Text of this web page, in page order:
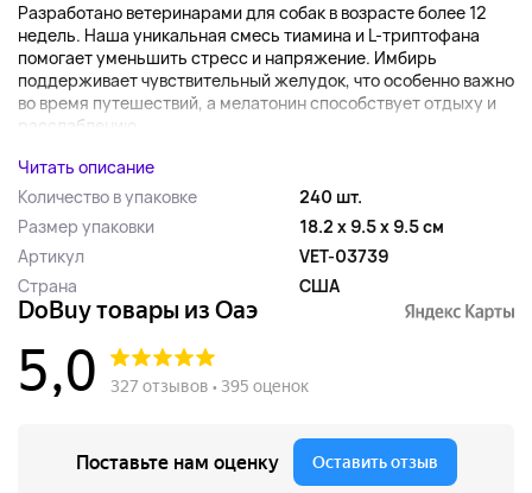
Разработано ветеринарами для собак в возрасте более 12
недель. Наша уникальная смесь тиамина и L-триптофана
помогает уменьшить стресс и напряжение. Имбирь
поддерживает чувствительный желудок, что особенно важно
во время путешествий, а мелатонин способствует отдыху и
расслаблению....
Читать описание
Количество в упаковке
240 шт.
Размер упаковки
18.2 x 9.5 x 9.5 см
Артикул
VET-03739
Страна
США